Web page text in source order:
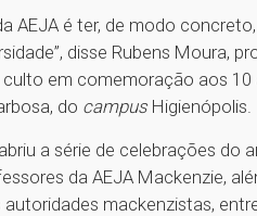
AEJA é ter, de modo
disse Rubens Moura,
em comemoração aos
do campus Higienópolis.
a série de celebrações do
da AEJA Mackenzie,
autoridades mackenzistas,